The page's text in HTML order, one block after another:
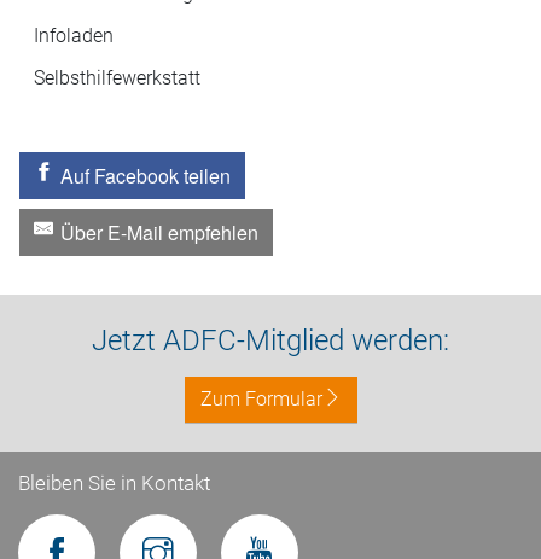
Infoladen
Selbsthilfewerkstatt
Auf Facebook teilen
Über E-Mail empfehlen
Jetzt ADFC-Mitglied werden:
Zum Formular
Bleiben Sie in Kontakt